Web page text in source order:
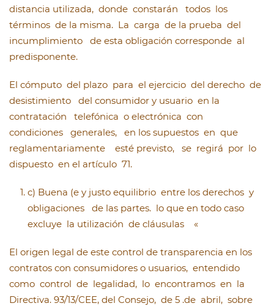
distancia utilizada, donde constarán todos los
términos de la misma. La carga de la prueba del
incumplimiento de esta obligación corresponde al
predisponente.
El cómputo del plazo para el ejercicio del derecho de
desistimiento del consumidor y usuario en la
contratación telefónica o electrónica con
condiciones generales, en los supuestos en que
reglamentariamente esté previsto, se regirá por lo
dispuesto en el artículo 71.
c) Buena (e y justo equilibrio entre los derechos y
obligaciones de las partes. lo que en todo caso
excluye la utilización de cláusulas «
El origen legal de este control de transparencia en los
contratos con consumidores o usuarios, entendido
como control de legalidad, lo encontramos en la
Directiva. 93/13/CEE, del Consejo, de 5 .de abril, sobre